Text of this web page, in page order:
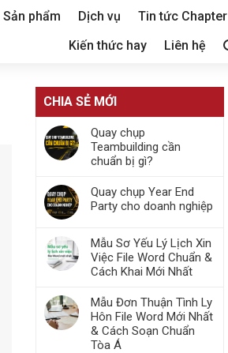
Sản phẩm Dịch vụ
Tin tức Chapter
Kiến thức hay
Liên hệ
CHIA SẺ MỚI
Quay chụp
Teambuilding cần
chuẩn bị gì?
Quay chụp Year End
Party cho doanh nghiệp
Mẫu Sơ Yếu Lý Lịch Xin
Việc File Word Chuẩn &
Cách Khai Mới Nhất
Mẫu Đơn Thuận Tình Ly
Hôn File Word Mới Nhất
& Cách Soạn Chuẩn
Tòa Á